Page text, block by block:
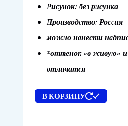
Рисунок: без рисунка
Производство: Россия
можно нанести
*оттенок «в живую»
отличатся
В КОРЗИНУ